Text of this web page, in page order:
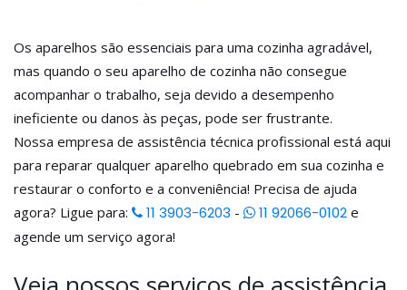
Os aparelhos são essenciais para uma cozinha agradável,
mas quando o seu aparelho de cozinha não consegue
acompanhar o trabalho, seja devido a desempenho
ineficiente ou danos às peças, pode ser frustrante.
Nossa empresa de assistência técnica profissional está aqui
para reparar qualquer aparelho quebrado em sua cozinha e
restaurar o conforto e a conveniência! Precisa de ajuda
agora? Ligue para:
11 3903-6203 - 11 92066-0102 e
agende um serviço agora!